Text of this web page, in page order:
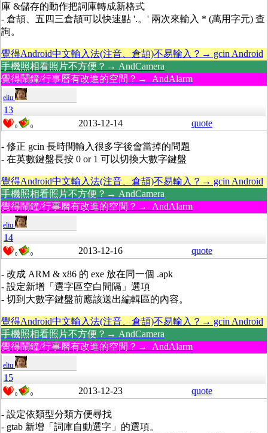
庫 &儲存的動作把詞庫轉成新格式
- 倉頡、五四三倉頡可以快速點 '.。' 兩次來輸入 * (萬用字元) 查
詢。
覺得Android中文輸入法(注音、倉頡)不易輸入？→ gcin Android
手機照相看照片不方便？→ AndCamera
覺得鬧鐘/行事曆有改進的空間？→ AndAlarm
eliu
13
0 0 2013-12-14 quote
- 修正 gcin 長時間輸入很多字後會當掉的問題
- 在英數鍵盤長按 0 or 1 可以切換大數字鍵盤
覺得Android中文輸入法(注音、倉頡)不易輸入？→ gcin Android
手機照相看照片不方便？→ AndCamera
覺得鬧鐘/行事曆有改進的空間？→ AndAlarm
eliu
14
0 0 2013-12-16 quote
- 改成 ARM & x86 的 exe 放在同一個 .apk
- 設定新增「選字區空白間隔」選項
- 切到大數字鍵盤前應該送出編輯區的內容。
覺得Android中文輸入法(注音、倉頡)不易輸入？→ gcin Android
手機照相看照片不方便？→ AndCamera
覺得鬧鐘/行事曆有改進的空間？→ AndAlarm
eliu
15
0 0 2013-12-23 quote
- 設定依類型分類方便尋找
- gtab 新增「詞庫自動選字」的選項。